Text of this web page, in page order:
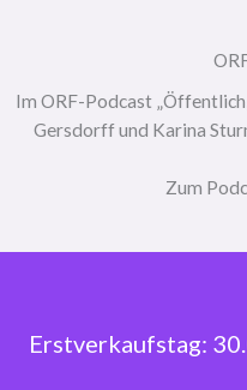
Im ORF-Podcast
Gersdorff und Karina
Zum
Erstverkaufstag: